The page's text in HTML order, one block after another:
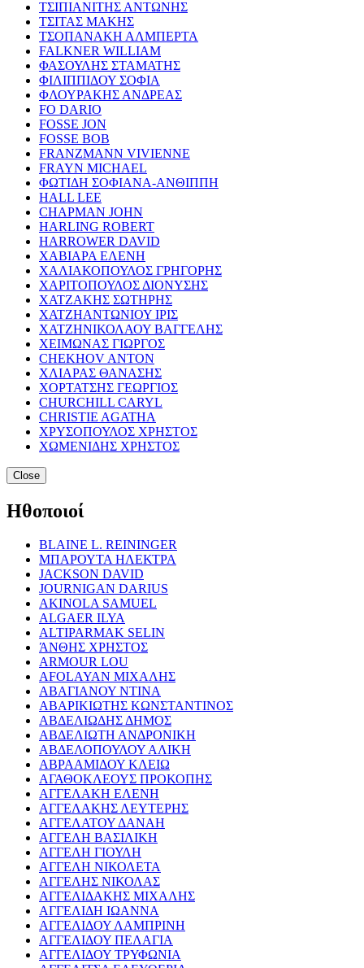
ΤΣΙΠΙΑΝΙΤΗΣ ΑΝΤΩΝΗΣ
ΤΣΙΤΑΣ ΜΑΚΗΣ
ΤΣΟΠΑΝΑΚΗ ΑΛΜΠΕΡΤΑ
FALKNER WILLIAM
ΦΑΣΟΥΛΗΣ ΣΤΑΜΑΤΗΣ
ΦΙΛΙΠΠΙΔΟΥ ΣΟΦΙΑ
ΦΛΟΥΡΑΚΗΣ ΑΝΔΡΕΑΣ
FO DARIO
FOSSE JON
FOSSE BOB
FRANZMANN VIVIENNE
FRAYN MICHAEL
ΦΩΤΙΔΗ ΣΟΦΙΑΝΑ-ΑΝΘΙΠΠΗ
HALL LEE
CHAPMAN JOHN
HARLING ROBERT
HARROWER DAVID
ΧΑΒΙΑΡΑ ΕΛΕΝΗ
ΧΑΛΙΑΚΟΠΟΥΛΟΣ ΓΡΗΓΟΡΗΣ
ΧΑΡΙΤΟΠΟΥΛΟΣ ΔΙΟΝΥΣΗΣ
ΧΑΤΖΑΚΗΣ ΣΩΤΗΡΗΣ
ΧΑΤΖΗΑΝΤΩΝΙΟΥ ΙΡΙΣ
ΧΑΤΖΗΝΙΚΟΛΑΟΥ ΒΑΓΓΕΛΗΣ
ΧΕΙΜΩΝΑΣ ΓΙΩΡΓΟΣ
CHEKHOV ANTON
ΧΛΙΑΡΑΣ ΘΑΝΑΣΗΣ
ΧΟΡΤΑΤΣΗΣ ΓΕΩΡΓΙΟΣ
CHURCHILL CARYL
CHRISTIE AGATHA
ΧΡΥΣΟΠΟΥΛΟΣ ΧΡΗΣΤΟΣ
ΧΩΜΕΝΙΔΗΣ ΧΡΗΣΤΟΣ
Close
Ηθοποιοί
BLAINE L. REININGER
ΜΠΑΡΟΥΤΑ ΗΛΕΚΤΡΑ
JACKSON DAVID
JOURNIGAN DARIUS
AKINOLA SAMUEL
ALGAER ILYA
ALTIPARMAK SELIN
ΆΝΘΗΣ ΧΡΗΣΤΟΣ
ARMOUR LOU
AFOLAYAN ΜΙΧΑΛΗΣ
ΑΒΑΓΙΑΝΟΥ ΝΤΙΝΑ
ΑΒΑΡΙΚΙΩΤΗΣ ΚΩΝΣΤΑΝΤΙΝΟΣ
ΑΒΔΕΛΙΩΔΗΣ ΔΗΜΟΣ
ΑΒΔΕΛΙΩΤΗ ΑΝΔΡΟΝΙΚΗ
ΑΒΔΕΛΟΠΟΥΛΟΥ ΑΛΙΚΗ
ΑΒΡΑΑΜΙΔΟΥ ΚΛΕΙΩ
ΑΓΑΘΟΚΛΕΟΥΣ ΠΡΟΚΟΠΗΣ
ΑΓΓΕΛΑΚΗ ΕΛΕΝΗ
ΑΓΓΕΛΑΚΗΣ ΛΕΥΤΕΡΗΣ
ΑΓΓΕΛΑΤΟΥ ΔΑΝΑΗ
ΑΓΓΕΛΗ ΒΑΣΙΛΙΚΗ
ΑΓΓΕΛΗ ΓΙΟΥΛΗ
ΑΓΓΕΛΗ ΝΙΚΟΛΕΤΑ
ΑΓΓΕΛΗΣ ΝΙΚΟΛΑΣ
ΑΓΓΕΛΙΔΑΚΗΣ ΜΙΧΑΛΗΣ
ΑΓΓΕΛΙΔΗ ΙΩΑΝΝΑ
ΑΓΓΕΛΙΔΟΥ ΛΑΜΠΡΙΝΗ
ΑΓΓΕΛΙΔΟΥ ΠΕΛΑΓΙΑ
ΑΓΓΕΛΙΔΟΥ ΤΡΥΦΩΝΙΑ